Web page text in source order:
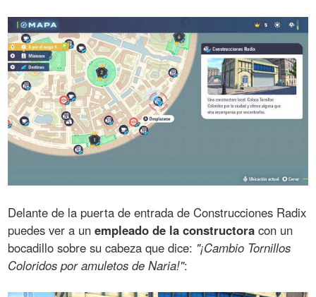
Delante de la puerta de entrada de Construcciones Radix
puedes ver a unempleado de la constructora con un
bocadillo sobre su cabeza que dice: "¡Cambio Tornillos
Coloridos por amuletos de Naria!":